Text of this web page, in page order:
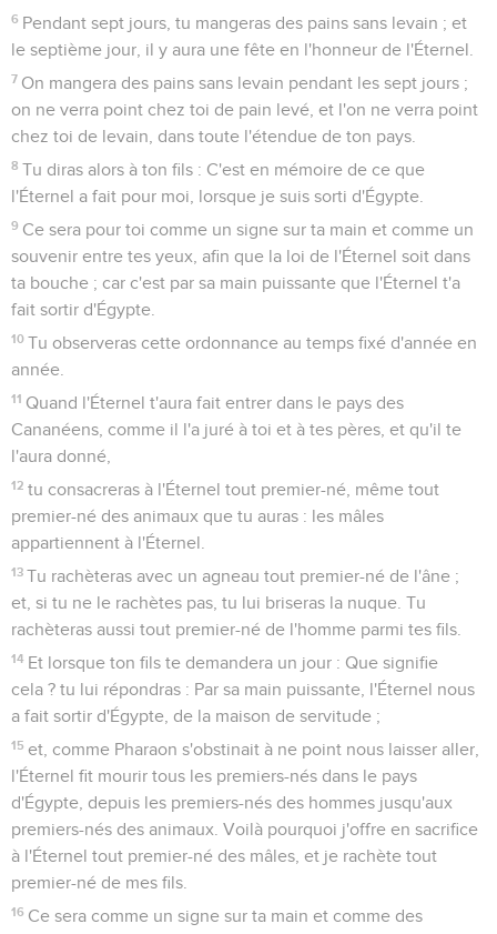
6 Pendant sept jours, tu mangeras des pains sans levain ; et
le septième jour, il y aura une fête en l'honneur de l'Éternel.
7 On mangera des pains sans levain pendant les sept jours ;
on ne verra point chez toi de pain levé, et l'on ne verra point
chez toi de levain, dans toute l'étendue de ton pays.
8 Tu diras alors à ton fils : C'est en mémoire de ce que
l'Éternel a fait pour moi, lorsque je suis sorti d'Égypte.
9 Ce sera pour toi comme un signe sur ta main et comme un
souvenir entre tes yeux, afin que la loi de l'Éternel soit dans
ta bouche ; car c'est par sa main puissante que l'Éternel t'a
fait sortir d'Égypte.
10 Tu observeras cette ordonnance au temps fixé d'année en
année.
11 Quand l'Éternel t'aura fait entrer dans le pays des
Cananéens, comme il l'a juré à toi et à tes pères, et qu'il te
l'aura donné,
12 tu consacreras à l'Éternel tout premier-né, même tout
premier-né des animaux que tu auras : les mâles
appartiennent à l'Éternel.
13 Tu rachèteras avec un agneau tout premier-né de l'âne ;
et, si tu ne le rachètes pas, tu lui briseras la nuque. Tu
rachèteras aussi tout premier-né de l'homme parmi tes fils.
14 Et lorsque ton fils te demandera un jour : Que signifie
cela ? tu lui répondras : Par sa main puissante, l'Éternel nous
a fait sortir d'Égypte, de la maison de servitude ;
15 et, comme Pharaon s'obstinait à ne point nous laisser aller,
l'Éternel fit mourir tous les premiers-nés dans le pays
d'Égypte, depuis les premiers-nés des hommes jusqu'aux
premiers-nés des animaux. Voilà pourquoi j'offre en sacrifice
à l'Éternel tout premier-né des mâles, et je rachète tout
premier-né de mes fils.
16 Ce sera comme un signe sur ta main et comme des